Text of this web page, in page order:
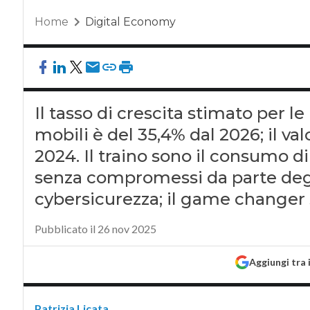
Home Digital Economy
Il tasso di crescita stimato per
mobili è del 35,4% dal 2026; il
2024. Il traino sono il consumo
senza compromessi da parte
cybersicurezza; il game changer
Pubblicato il 26 nov 2025
Aggiungi tra